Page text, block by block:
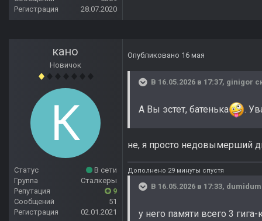
Регистрация
28.07.2020
кано
Новичок
Статус
В сети
Группа
Сталкеры
Репутация
9
Сообщений
51
Регистрация
02.01.2021
Опубликовано 16 мая
В 16.05.2026 в 17:37, ginigor
А Вы эстет, батенька .
не, я просто недовымерший
Дополнено 29 минуты спустя
В 16.05.2026 в 17:33, dumidum
у него памяти всего 3